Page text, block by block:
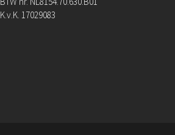
K.v.K. 17029083